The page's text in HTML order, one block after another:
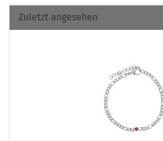
Zuletzt angesehen